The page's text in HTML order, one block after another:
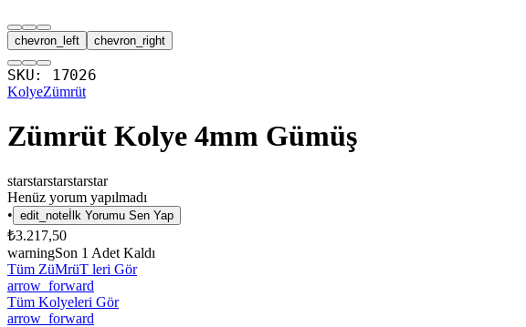
chevron_left chevron_right
SKU: 17026
KolyeZümrüt
Zümrüt Kolye 4mm Gümüş
starstarstarstarstar
Henüz yorum yapılmadı
• edit_note İlk Yorumu Sen Yap
₺3.217,50
warningSon 1 Adet Kaldı
Tüm ZüMrüT leri Gör
arrow_forward
Tüm Kolyeleri Gör
arrow_forward